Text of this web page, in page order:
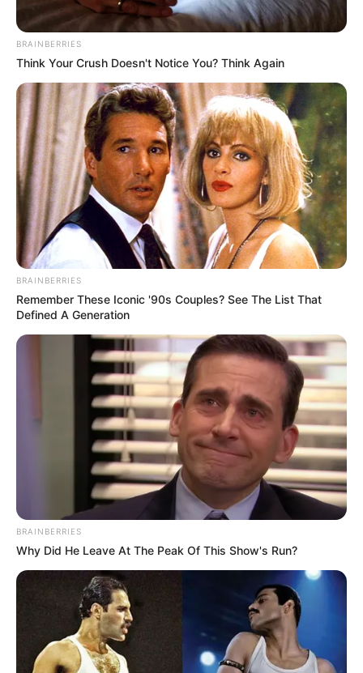
BRAINBERRIES
Think Your Crush Doesn't Notice You? Think Again
BRAINBERRIES
Remember These Iconic '90s Couples? See The List That
Defined A Generation
BRAINBERRIES
Why Did He Leave At The Peak Of This Show's Run?